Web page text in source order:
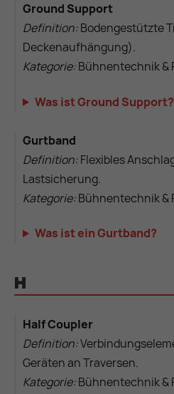
Ground Support
Definition:Bodengestützte
Deckenaufhängung).
Kategorie:Bühnentechnik &
Was ist Ground Support?
Gurtband
Definition:Flexibles
Lastsicherung.
Kategorie:Bühnentechnik &
Was ist ein Gurtband?
H
Half Coupler
Definition:
Geräten an Traversen.
Kategorie:Bühnentechnik &